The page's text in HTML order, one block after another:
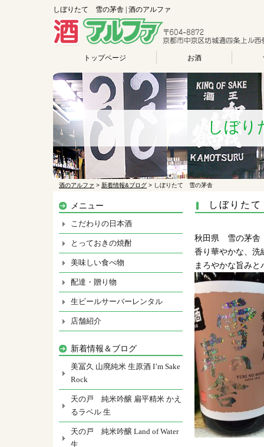
しぼりたて 雪の茅舎 | 酒のアルファ
トップページ お酒
しぼ
酒のアルファ > 新着情報&ブログ > しぼりたて 雪の茅舎
しぼりた
秋田県 雪の茅舎
香り華やかな、洗
まろやかな旨み
メニュー
こだわりの日本酒
とっておきの焼酎
美味しい食べ物
配達・贈り物
生ビールサーバーレンタル
店舗紹介
新着情報＆ブログ
美冨久 山廃純米 生原酒 I’m Sake
Rock
天の戸 純米吟醸 扁平精米 かえ
るラベル 生
天の戸 純米吟醸 Land of Water
生